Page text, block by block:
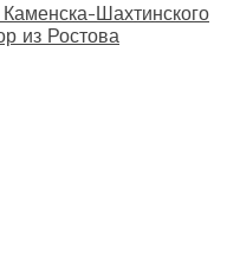
Шахтинского
из Ростова